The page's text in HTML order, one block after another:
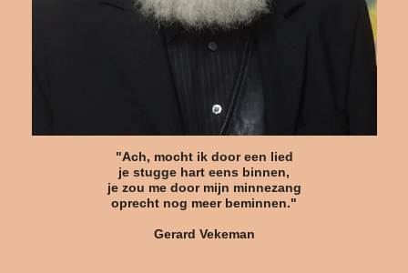
"Ach, mocht ik door een lied
je stugge hart eens binnen,
je zou me door mijn minnezang
oprecht nog meer beminnen."
Gerard Vekeman